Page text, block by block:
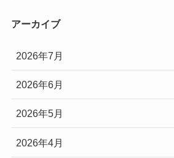
アーカイブ
2026年7月
2026年6月
2026年5月
2026年4月